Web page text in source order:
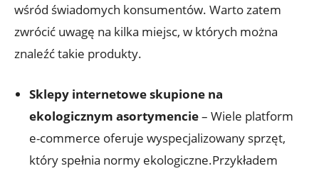
wśród świadomych konsumentów. Warto zatem
zwrócić uwagę na kilka miejsc, w których można
znaleźć takie produkty.
Sklepy internetowe skupione na
ekologicznym asortymencie– Wiele platform
e-commerce oferuje wyspecjalizowany sprzęt,
który spełnia normy ekologiczne.Przykładem